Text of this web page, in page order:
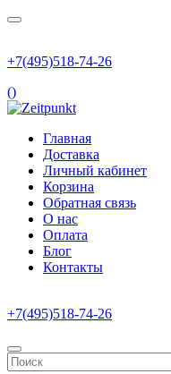
+7(495)518-74-26
()
Главная
Доставка
Личный кабинет
Корзина
Обратная связь
О нас
Оплата
Блог
Контакты
+7(495)518-74-26